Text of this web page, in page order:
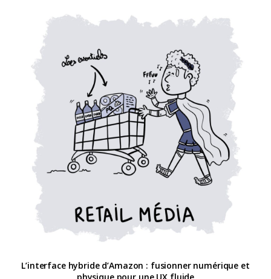
L’interface hybride d’Amazon : fusionner numérique et